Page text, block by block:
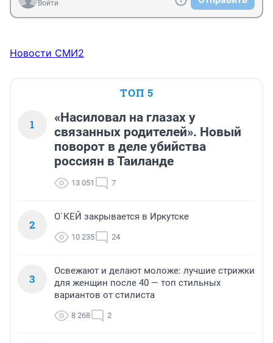
Войти
Новости СМИ2
ТОП 5
1
«Насиловал на глазах у
связанных родителей». Новый
поворот в деле убийства
россиян в Таиланде
13 051 7
2
О`КЕЙ закрывается в Иркутске
10 235 24
3
Освежают и делают моложе: лучшие стрижки
для женщин после 40 — топ стильных
вариантов от стилиста
8 268 2